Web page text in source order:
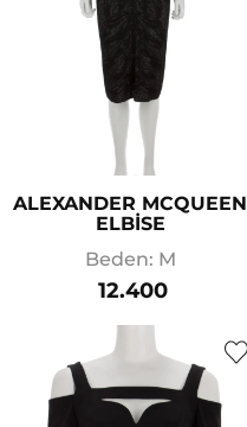
ALEXANDER MCQUEEN
ELBİSE
Beden: M
12.400